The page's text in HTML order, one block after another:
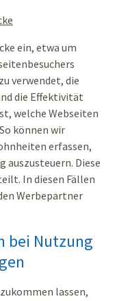
ein, etwa um
verwendet, die
die Effektivität
welche Webseiten
können wir
erfassen,
Diese
In diesen Fällen
Werbepartner
bei Nutzung
lassen,